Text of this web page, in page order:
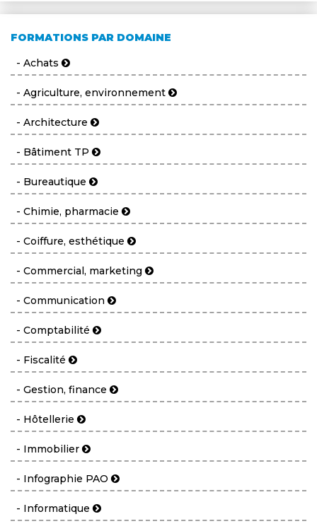
FORMATIONS PAR DOMAINE
- Achats
- Agriculture, environnement
- Architecture
- Bâtiment TP
- Bureautique
- Chimie, pharmacie
- Coiffure, esthétique
- Commercial, marketing
- Communication
- Comptabilité
- Fiscalité
- Gestion, finance
- Hôtellerie
- Immobilier
- Infographie PAO
- Informatique